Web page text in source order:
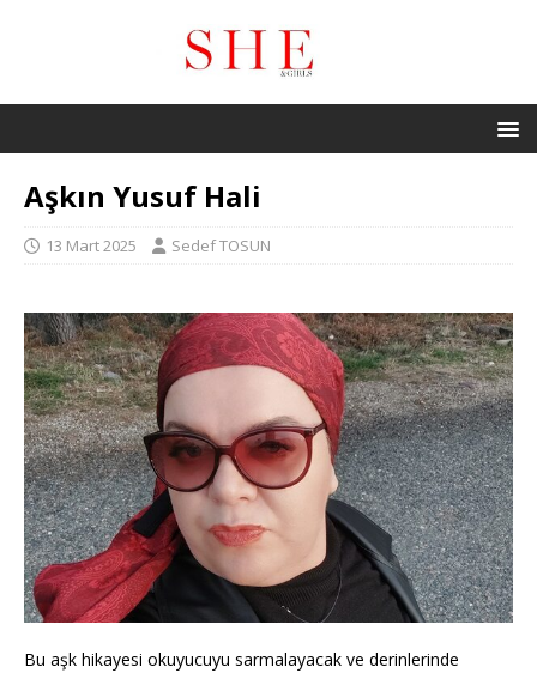
Aşkın Yusuf Hali
13 Mart 2025 Sedef TOSUN
Bu aşk hikayesi okuyucuyu sarmalayacak ve derinlerinde